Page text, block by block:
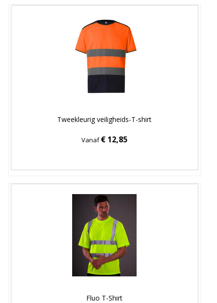
Tweekleurig veiligheids-T-shirt
Vanaf€ 12,85
Fluo T-Shirt